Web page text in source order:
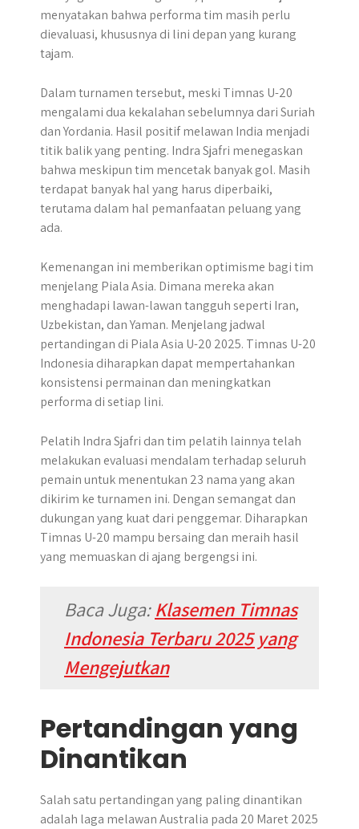
menyatakan bahwa performa tim masih perlu
dievaluasi, khususnya di lini depan yang kurang
tajam.
Dalam turnamen tersebut, meski Timnas U-20
mengalami dua kekalahan sebelumnya dari Suriah
dan Yordania. Hasil positif melawan India menjadi
titik balik yang penting. Indra Sjafri menegaskan
bahwa meskipun tim mencetak banyak gol. Masih
terdapat banyak hal yang harus diperbaiki,
terutama dalam hal pemanfaatan peluang yang
ada.
Kemenangan ini memberikan optimisme bagi tim
menjelang Piala Asia. Dimana mereka akan
menghadapi lawan-lawan tangguh seperti Iran,
Uzbekistan, dan Yaman. Menjelang jadwal
pertandingan di Piala Asia U-20 2025. Timnas U-20
Indonesia diharapkan dapat mempertahankan
konsistensi permainan dan meningkatkan
performa di setiap lini.
Pelatih Indra Sjafri dan tim pelatih lainnya telah
melakukan evaluasi mendalam terhadap seluruh
pemain untuk menentukan 23 nama yang akan
dikirim ke turnamen ini. Dengan semangat dan
dukungan yang kuat dari penggemar. Diharapkan
Timnas U-20 mampu bersaing dan meraih hasil
yang memuaskan di ajang bergengsi ini.
Baca Juga:Klasemen Timnas
Indonesia Terbaru 2025 yang
Mengejutkan
Pertandingan yang
Dinantikan
Salah satu pertandingan yang paling dinantikan
adalah laga melawan Australia pada 20 Maret 2025